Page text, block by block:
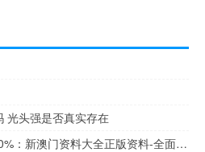
光头强是否真实存在
2024年澳门管家婆三肖100%：新澳门资料大全正版资料-全面的最佳解答-515.CC.3